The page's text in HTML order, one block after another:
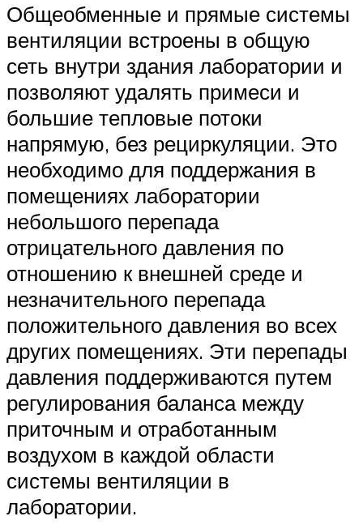
Общеобменные и прямые системы
вентиляции встроены в общую
сеть внутри здания лаборатории и
позволяют удалять примеси и
большие тепловые потоки
напрямую, без рециркуляции. Это
необходимо для поддержания в
помещениях лаборатории
небольшого перепада
отрицательного давления по
отношению к внешней среде и
незначительного перепада
положительного давления во всех
других помещениях. Эти перепады
давления поддерживаются путем
регулирования баланса между
приточным и отработанным
воздухом в каждой области
системы вентиляции в
лаборатории.